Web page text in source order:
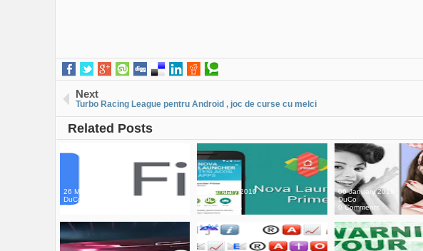
Next
Turbo Racing League pentru Android , joc de curse cu melci
Related Posts
26 May 2020
DuCo
0 Comments
19 January 2019
DuCo
0 Comments
06 January 2019
DuCo
0 Comments